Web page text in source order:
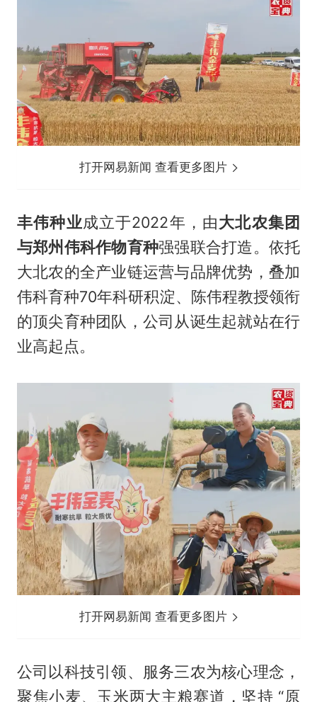
打开网易新闻 查看更多图片
丰伟种业成立于2022年，由大北农集团
与郑州伟科作物育种强强联合打造。依托
大北农的全产业链运营与品牌优势，叠加
伟科育种70年科研积淀、陈伟程教授领衔
的顶尖育种团队，公司从诞生起就站在行
业高起点。
打开网易新闻 查看更多图片
公司以科技引领、服务三农为核心理念，
聚焦小麦、玉米两大主粮赛道，坚持 “原